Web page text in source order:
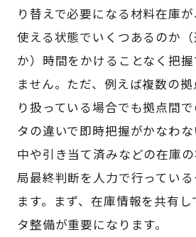
り替えで必要になる材料在庫が
使える状態でいくつあるのか
か）時間をかけることなく把
ません。ただ、例えば複数の
り扱っている場合でも拠点間
タの違いで即時把握がかなわ
中や引き当て済みなどの在庫
局最終判断を人力で行ってい
ます。まず、在庫情報を共有
タ整備が重要になります。